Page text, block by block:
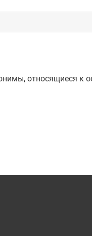
относящиеся к